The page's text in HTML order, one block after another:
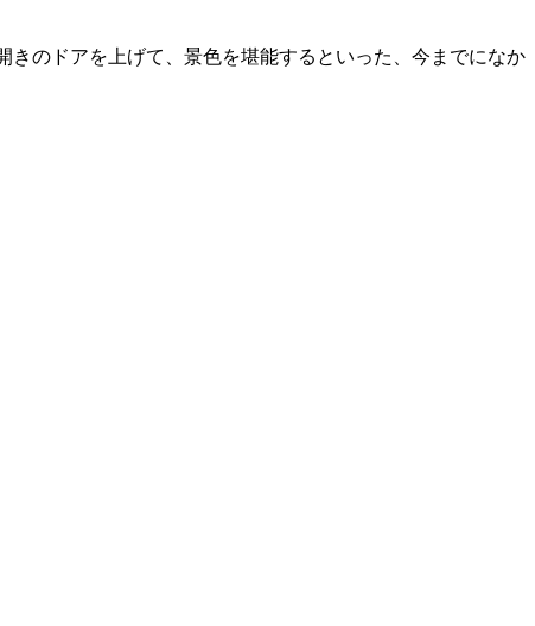
のドアを上げて、景色を堪能するといった、今までになか